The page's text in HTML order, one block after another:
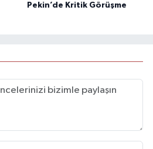
Pekin’de Kritik Görüşme